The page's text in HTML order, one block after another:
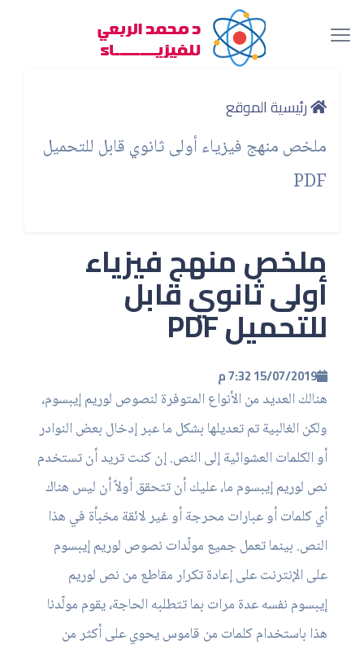
رئيسية الموقع
ملخص منهج فيزياء أولى ثانوي قابل للتحميل
PDF
ملخص منهج فيزياء
أولى ثانوي قابل
للتحميل PDF
15/07/20197:32 م
هنالك العديد من الأنواع المتوفرة لنصوص لوريم إيبسوم،
ولكن الغالبية تم تعديلها بشكل ما عبر إدخال بعض النوادر
أو الكلمات العشوائية إلى النص. إن كنت تريد أن تستخدم
نص لوريم إيبسوم ما، عليك أن تتحقق أولاً أن ليس هناك
أي كلمات أو عبارات محرجة أو غير لائقة مخبأة في هذا
النص. بينما تعمل جميع مولّدات نصوص لوريم إيبسوم
على الإنترنت على إعادة تكرار مقاطع من نص لوريم
إيبسوم نفسه عدة مرات بما تتطلبه الحاجة، يقوم مولّدنا
هذا باستخدام كلمات من قاموس يحوي على أكثر من